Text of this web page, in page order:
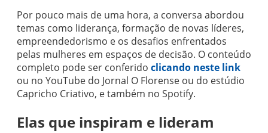
Por pouco mais de uma hora, a conversa abordou
temas como liderança, formação de novas líderes,
empreendedorismo e os desafios enfrentados
pelas mulheres em espaços de decisão. O conteúdo
completo pode ser conferido clicando neste link
ou no YouTube do Jornal O Florense ou do estúdio
Capricho Criativo, e também no Spotify.
Elas que inspiram e lideram